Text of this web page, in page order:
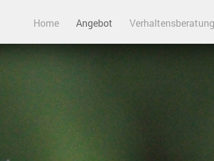
Home Angebot Verhaltensberatung